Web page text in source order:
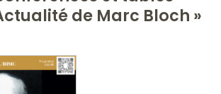
de Marc Bloch »